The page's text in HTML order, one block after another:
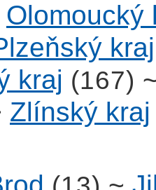
Olomoucký
kraj
kraj (167)
Zlínský kraj